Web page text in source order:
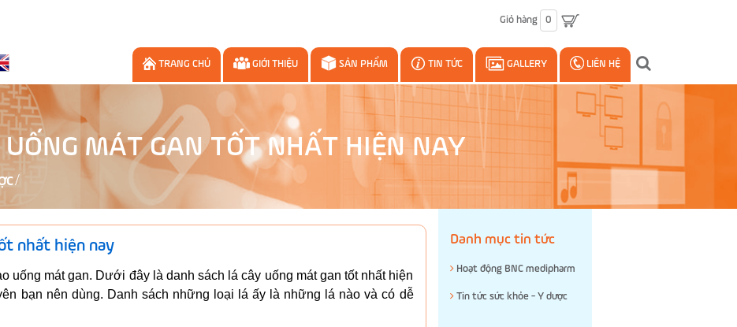
Giỏ hàng 0
TRANG CHỦ GIỚI THIỆU SẢN PHẨM TIN TỨC GALLERY LIÊN HỆ
MÁT GAN TỐT NHẤT HIỆN NAY
nhất hiện nay
uống mát gan. Dưới đây là danh sách lá cây uống mát gan tốt nhất hiện
bạn nên dùng. Danh sách những loại lá ấy là những lá nào và có dễ
Danh mục tin tức
Hoạt động BNC medipharm
Tin tức sức khỏe - Y dược